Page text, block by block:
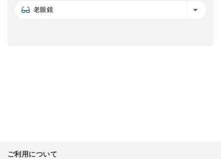
老眼鏡
ご利用について